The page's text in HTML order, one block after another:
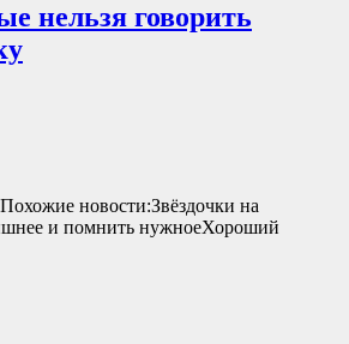
нельзя говорить
новости:Звёздочки на
и помнить нужноеХороший